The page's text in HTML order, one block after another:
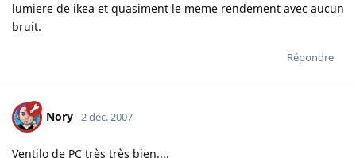
lumiere de ikea et quasiment le meme rendement avec aucun
bruit.
Répondre
Nory 2 déc. 2007
Ventilo de PC très très bien....